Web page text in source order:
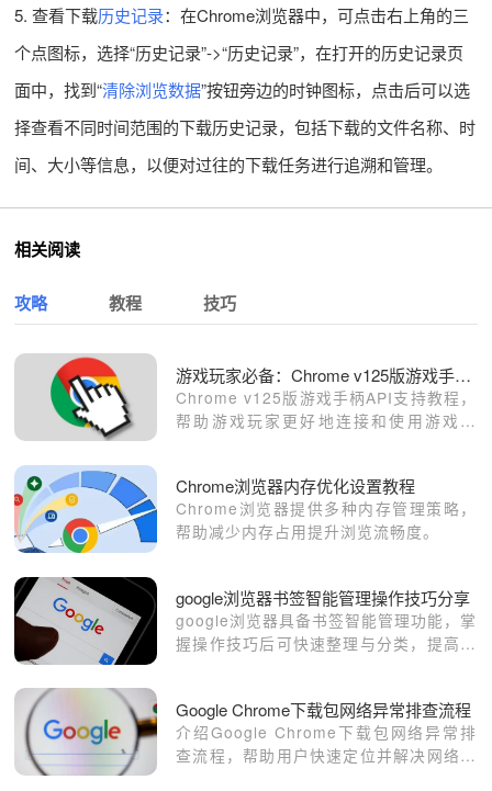
5. 查看下载历史记录：在Chrome浏览器中，可点击右上角的三
个点图标，选择“历史记录”->“历史记录”，在打开的历史记录页
面中，找到“清除浏览数据”按钮旁边的时钟图标，点击后可以选
择查看不同时间范围的下载历史记录，包括下载的文件名称、时
间、大小等信息，以便对过往的下载任务进行追溯和管理。
相关阅读
攻略 教程 技巧
游戏玩家必备：Chrome v125版游戏手柄API支持教程
Chrome v125版游戏手柄API支持教程，
帮助游戏玩家更好地连接和使用游戏手
Chrome浏览器内存优化设置教程
Chrome浏览器提供多种内存管理策略，
帮助减少内存占用提升浏览流畅度。
google浏览器书签智能管理操作技巧分享
google浏览器具备书签智能管理功能，掌
握操作技巧后可快速整理与分类，提高收
Google Chrome下载包网络异常排查流程
介绍Google Chrome下载包网络异常排
查流程，帮助用户快速定位并解决网络相